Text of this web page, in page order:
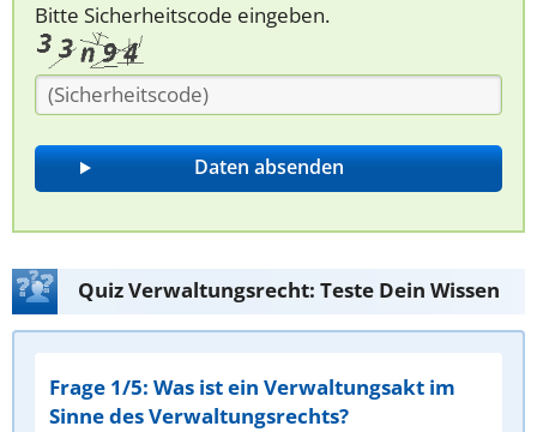
Bitte Sicherheitscode eingeben.
Quiz Verwaltungsrecht: Teste Dein Wissen
Frage 1/5: Was ist ein Verwaltungsakt im
Sinne des Verwaltungsrechts?